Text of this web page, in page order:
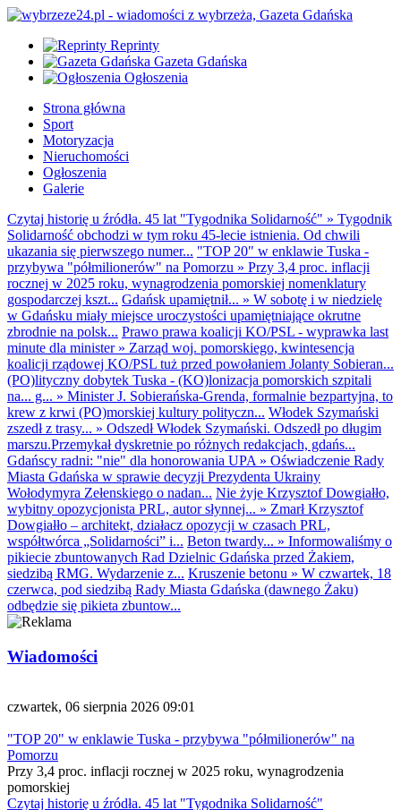
Reprinty
Gazeta Gdańska
Ogłoszenia
Strona główna
Sport
Motoryzacja
Nieruchomości
Ogłoszenia
Galerie
Czytaj historię u źródła. 45 lat "Tygodnika Solidarność" » Tygodnik
Solidarność obchodzi w tym roku 45-lecie istnienia. Od chwili
ukazania się pierwszego numer... "TOP 20" w enklawie Tuska -
przybywa "półmilionerów" na Pomorzu » Przy 3,4 proc. inflacji
rocznej w 2025 roku, wynagrodzenia pomorskiej nomenklatury
gospodarczej kszt... Gdańsk upamiętnił... » W sobotę i w niedzielę
w Gdańsku miały miejsce uroczystości upamiętniające okrutne
zbrodnie na polsk... Prawo prawa koalicji KO/PSL - wyprawka last
minute dla minister» Zarząd woj. pomorskiego, kwintesencja
koalicji rządowej KO/PSL tuż przed powołaniem Jolanty Sobieran...
(PO)lityczny dobytek Tuska - (KO)lonizacja pomorskich szpitali
na... g... » Minister J. Sobierańska-Grenda, formalnie bezpartyjna, to
krew z krwi (PO)morskiej kultury polityczn... Włodek Szymański
zszedł z trasy... » Odszedł Włodek Szymański. Odszedł po długim
marszu.Przemykał dyskretnie po różnych redakcjach, gdańs...
Gdańscy radni: "nie" dla honorowania UPA » Oświadczenie Rady
Miasta Gdańska w sprawie decyzji Prezydenta Ukrainy
Wołodymyra Zełenskiego o nadan... Nie żyje Krzysztof Dowgiałło,
wybitny opozycjonista PRL, autor słynnej... » Zmarł Krzysztof
Dowgiałło – architekt, działacz opozycji w czasach PRL,
współtwórca „Solidarności” i... Beton twardy... » Informowaliśmy o
pikiecie zbuntowanych Rad Dzielnic Gdańska przed Żakiem,
siedzibą RMG. Wydarzenie z... Kruszenie betonu » W czwartek, 18
czerwca, pod siedzibą Rady Miasta Gdańska (dawnego Żaku)
odbędzie się pikieta zbuntow...
Wiadomości
czwartek, 06 sierpnia 2026 09:01
"TOP 20" w enklawie Tuska - przybywa "półmilionerów" na
Pomorzu
Przy 3,4 proc. inflacji rocznej w 2025 roku, wynagrodzenia
pomorskiej
Czytaj historię u źródła. 45 lat "Tygodnika Solidarność"